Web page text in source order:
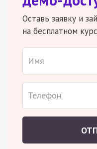
Оставь заявку и
на бесплатном